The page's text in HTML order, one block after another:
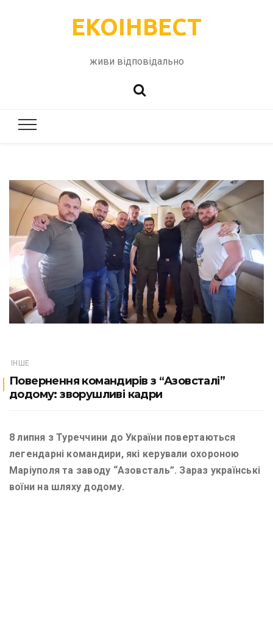
ЕКОІНВЕСТ
живи відповідально
ІНШЕ
Повернення командирів з “Азовсталі”
додому: зворушливі кадри
8 липня з Туреччини до України повертаються
легендарні командири, які керували охороною
Маріуполя та заводу “Азовсталь”. Зараз українські
воїни на шляху додому.